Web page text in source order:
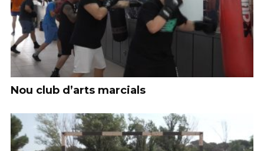
Nou club d’arts marcials